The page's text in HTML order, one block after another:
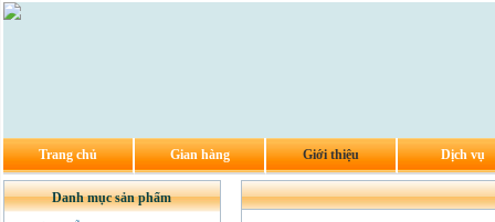
Trang chủ Gian hàng Giới thiệu Dịch vụ
Danh mục sản phẩm